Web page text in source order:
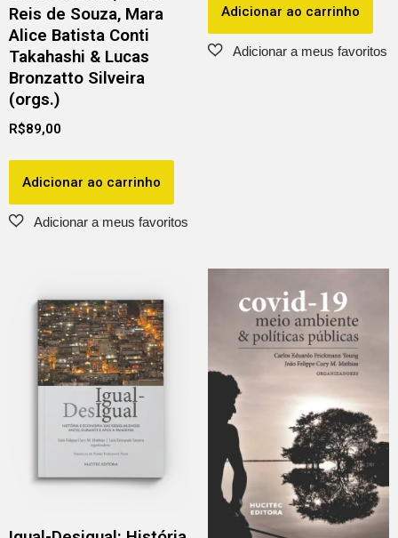
Reis de Souza, Mara
Alice Batista Conti
Takahashi & Lucas
Bronzatto Silveira
(orgs.)
R$89,00
Adicionar ao carrinho
Adicionar ao carrinho